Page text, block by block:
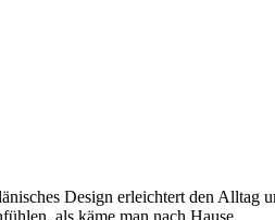
Design erleichtert den Alltag